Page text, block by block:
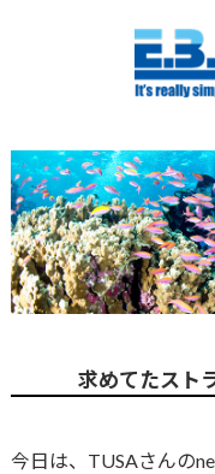
求めてたスト
今日は、TUSAさんの